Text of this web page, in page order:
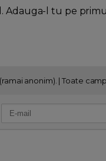
Adauga-l tu pe
anonim). | Toate